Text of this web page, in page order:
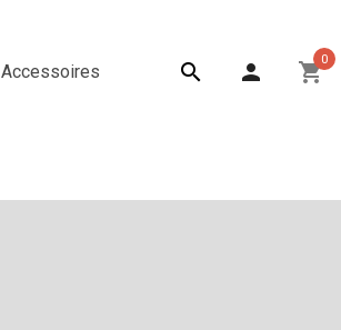
Accessoires  person shopping_cart0